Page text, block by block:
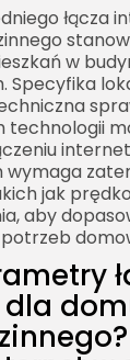
łącza
w
Specyfika
technologii
wymaga
jak
aby
dla
lub
domu?
w
mobilny do
wybór
a stabilny
sygnał